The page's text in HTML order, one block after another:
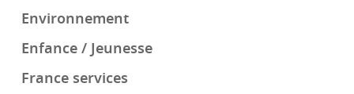
Environnement
Enfance / Jeunesse
France services